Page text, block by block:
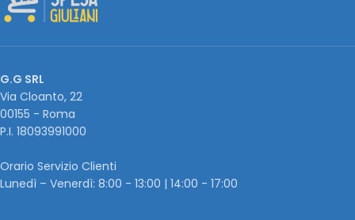
G.G SRL
Via Cloanto, 22
00155 - Roma
P.I. ‭18093991000
Orario Servizio Clienti
Lunedì – Venerdì: 8:00 - 13:00 | 14:00 - 17:00